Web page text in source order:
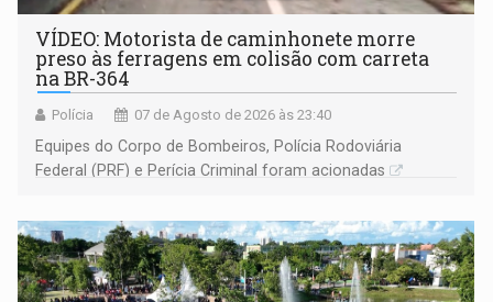
VÍDEO: Motorista de caminhonete morre
preso às ferragens em colisão com carreta
na BR-364
Polícia 07 de Agosto de 2026 às 23:40
Equipes do Corpo de Bombeiros, Polícia Rodoviária
Federal (PRF) e Perícia Criminal foram acionadas